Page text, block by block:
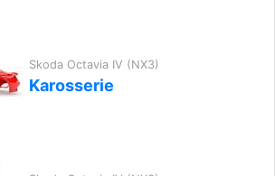
Skoda Octavia IV (NX3)
Karosserie